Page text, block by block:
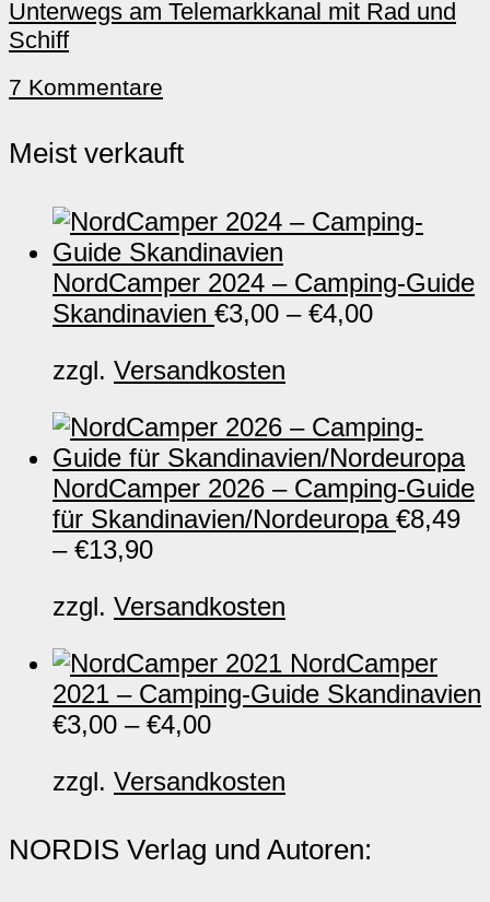
Unterwegs am Telemarkkanal mit Rad und
Schiff
7 Kommentare
Meist verkauft
NordCamper 2024 – Camping-Guide
Skandinavien €3,00 – €4,00
zzgl. Versandkosten
NordCamper 2026 – Camping-Guide
für Skandinavien/Nordeuropa €8,49
– €13,90
zzgl. Versandkosten
NordCamper
2021 – Camping-Guide Skandinavien
€3,00 – €4,00
zzgl. Versandkosten
NORDIS Verlag und Autoren: